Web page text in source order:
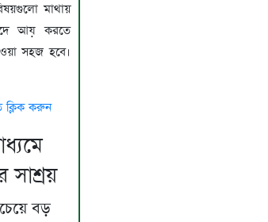
মাথায়
আয় করতে
সহজ হবে।
ক্লিক করুন
বড়